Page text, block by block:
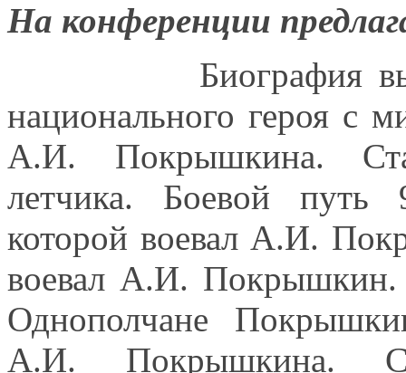
На конференции
Биография
национального героя с
А.И. Покрышкина.
летчика. Боевой путь
которой воевал А.И.
воевал А.И.
Однополчане
А.И. Покрышкина.